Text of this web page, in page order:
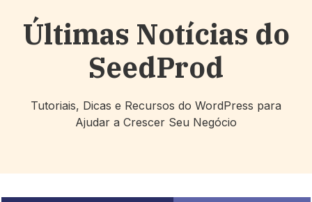
Últimas Notícias do
SeedProd
Tutoriais, Dicas e Recursos do WordPress para
Ajudar a Crescer Seu Negócio